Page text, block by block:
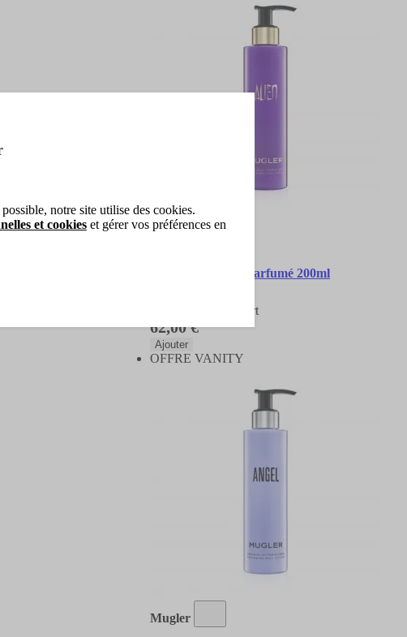
Mugler
Alien Lait Corps Parfumé 200ml
Un cadeau offert
62,00 €
Ajouter
OFFRE VANITY
Mugler
notre site utilise des cookies.
et cookieset gérer vos préférences en